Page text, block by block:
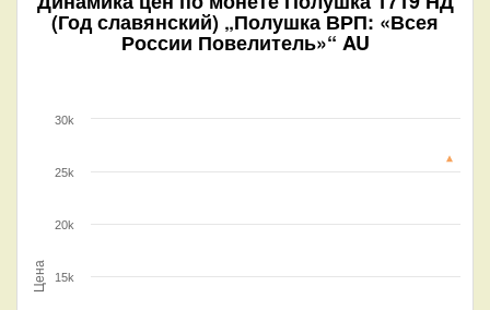
(Год славянский) „Полушка ВРП: «Всея
России Повелитель»“ AU
Цена 15k
20k
25k
30k